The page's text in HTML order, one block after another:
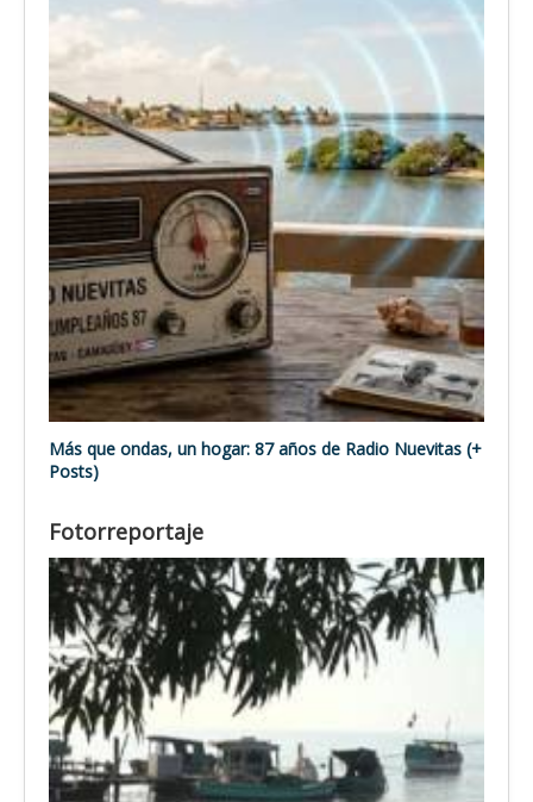
Más que ondas, un hogar: 87 años de Radio Nuevitas (+
Posts)
Fotorreportaje